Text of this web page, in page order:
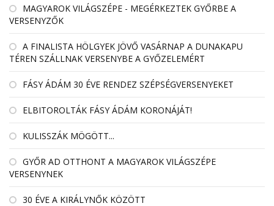
MAGYAROK VILÁGSZÉPE - MEGÉRKEZTEK GYŐRBE A
VERSENYZŐK
A FINALISTA HÖLGYEK JÖVŐ VASÁRNAP A DUNAKAPU
TÉREN SZÁLLNAK VERSENYBE A GYŐZELEMÉRT
FÁSY ÁDÁM 30 ÉVE RENDEZ SZÉPSÉGVERSENYEKET
ELBITOROLTÁK FÁSY ÁDÁM KORONÁJÁT!
KULISSZÁK MÖGÖTT...
GYŐR AD OTTHONT A MAGYAROK VILÁGSZÉPE
VERSENYNEK
30 ÉVE A KIRÁLYNŐK KÖZÖTT